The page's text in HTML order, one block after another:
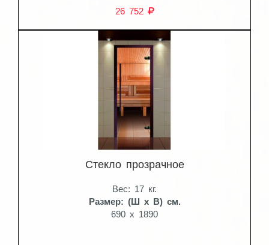
26 752
Стекло прозрачное
Вес: 17 кг.
Размер: (Ш x В) см.
690 x 1890